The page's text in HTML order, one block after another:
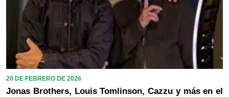
20 DE FEBRERO DE 2026
Jonas Brothers, Louis Tomlinson, Cazzu y más en el